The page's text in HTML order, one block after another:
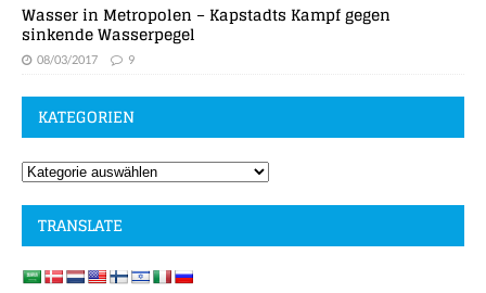
Wasser in Metropolen – Kapstadts Kampf gegen
sinkende Wasserpegel
08/03/2017 9
KATEGORIEN
TRANSLATE